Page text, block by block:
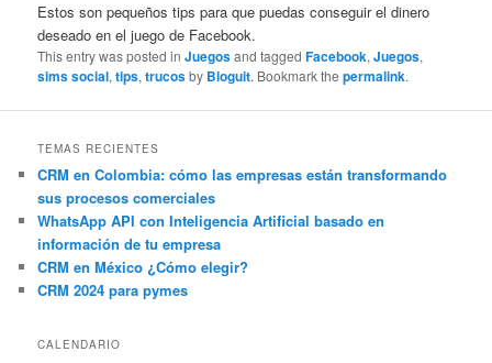
Estos son pequeños tips para que puedas conseguir el dinero
deseado en el juego de Facebook.
This entry was posted inJuegosand taggedFacebook,Juegos,
sims social,tips,trucosby Bloguit. Bookmark thepermalink.
TEMAS RECIENTES
CRM en Colombia: cómo las empresas están transformando
sus procesos comerciales
WhatsApp API con Inteligencia Artificial basado en
información de tu empresa
CRM en México ¿Cómo elegir?
CRM 2024 para pymes
CALENDARIO